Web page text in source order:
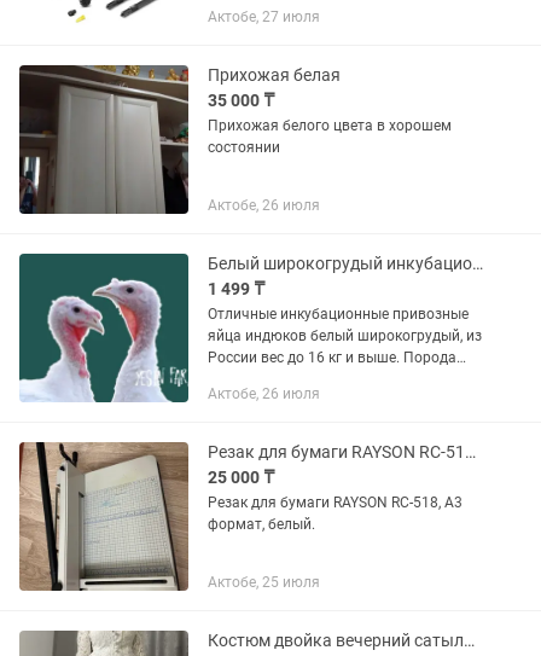
принадлежностей для выполнения
работ гарантирует...
Актобе, 27 июля
Прихожая белая
35 000 ₸
Прихожая белого цвета в хорошем
состоянии
Актобе, 26 июля
Белый широкогрудый инкубационные яйца индюков отличная генетика
1 499 ₸
Отличные инкубационные привозные
яйца индюков белый широкогрудый, из
России вес до 16 кг и выше. Порода
быстрым ростом. На ферме YESIN
Актобе, 26 июля
Резак для бумаги RAYSON RC-518, А3 формат, белый
25 000 ₸
Резак для бумаги RAYSON RC-518, А3
формат, белый.
Актобе, 25 июля
Костюм двойка вечерний сатылады.Белый